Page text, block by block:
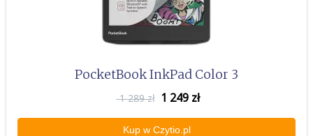
PocketBook InkPad Color 3
1 289 zł 1 249zł
Kup w Czytio.pl